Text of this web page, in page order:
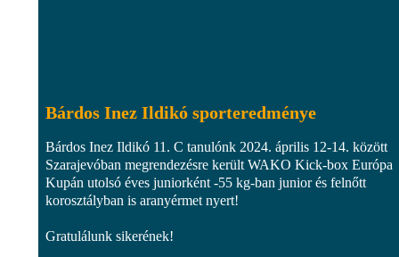
Bárdos Inez Ildikó sporteredménye
Bárdos Inez Ildikó 11. C tanulónk 2024. április 12-14. között
Szarajevóban megrendezésre került WAKO Kick-box Európa
Kupán utolsó éves juniorként -55 kg-ban junior és felnőtt
korosztályban is aranyérmet nyert!
Gratulálunk sikerének!